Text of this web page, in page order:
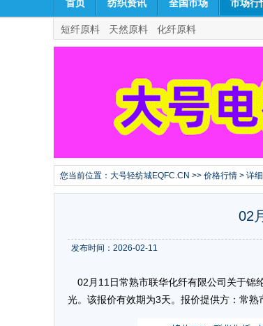
首页 纺织资讯 全国市场 市场行
短纤原料 天然原料 化纤原料
您当前位置： 大号轻纺城EQFC.CN >> 价格行情 > 详
02
发布时间：2026-02-11
02月11日常熟市联华化纤有限公司关于锦
光。该报价有效期为3天。报价提供方：常熟